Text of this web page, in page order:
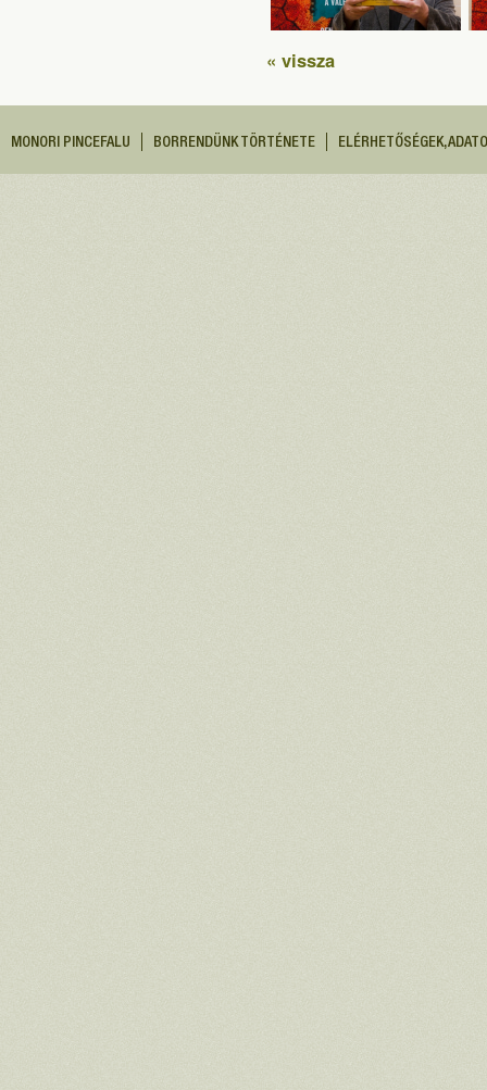
« vissza
MONORI PINCEFALU BORRENDÜNK TÖRTÉNETE ELÉRHETŐSÉGEK,